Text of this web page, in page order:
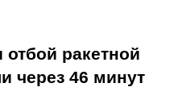
отбой ракетной
через 46 минут